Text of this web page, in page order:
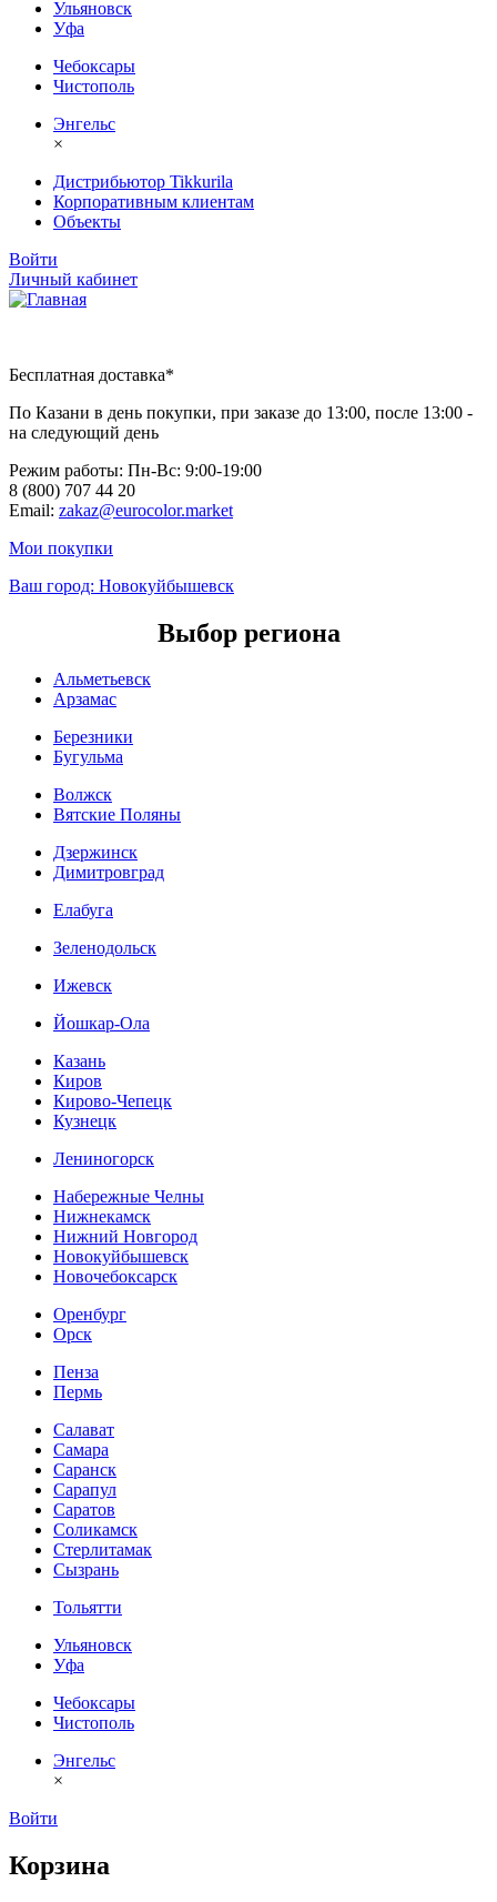
Ульяновск
Уфа
Чебоксары
Чистополь
Энгельс
×
Дистрибьютор Tikkurila
Корпоративным клиентам
Объекты
Войти
Личный кабинет
Бесплатная доставка*
По Казани в день покупки, при заказе до 13:00, после 13:00 -
на следующий день
Режим работы: Пн-Вc: 9:00-19:00
8 (800) 707 44 20
Email: zakaz@eurocolor.market
Мои покупки
Ваш город: Новокуйбышевск
Выбор региона
Альметьевск
Арзамас
Березники
Бугульма
Волжск
Вятские Поляны
Дзержинск
Димитровград
Елабуга
Зеленодольск
Ижевск
Йошкар-Ола
Казань
Киров
Кирово-Чепецк
Кузнецк
Лениногорск
Набережные Челны
Нижнекамск
Нижний Новгород
Новокуйбышевск
Новочебоксарск
Оренбург
Орск
Пенза
Пермь
Салават
Самара
Саранск
Сарапул
Саратов
Соликамск
Стерлитамак
Сызрань
Тольятти
Ульяновск
Уфа
Чебоксары
Чистополь
Энгельс
×
Войти
Корзина